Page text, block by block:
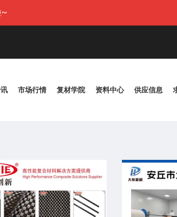
~
市场行情 复材学院 资料中心 供应信息